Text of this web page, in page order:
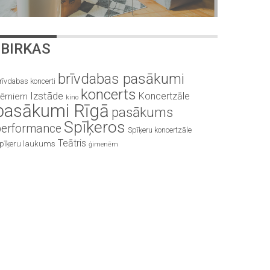
BIRKAS
koncerti brīvdabas pasākumi
Izstāde kino koncerts Koncertzāle
Rīgā pasākums
Spīķeros Spīķeru koncertzāle
laukums Teātris ģimenēm